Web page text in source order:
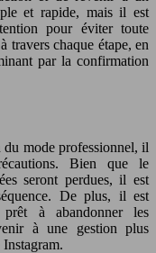
et rapide, mais il est
pour éviter toute
travers chaque étape, en
par la confirmation
du mode professionnel, il
Bien que le
seront perdues, il est
De plus, il est
prêt à abandonner les
à une gestion plus